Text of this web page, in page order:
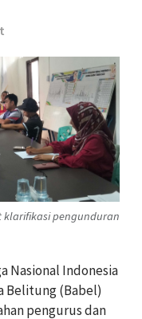
klarifikasi pengunduran
Nasional Indonesia
Belitung (Babel)
pengurus dan